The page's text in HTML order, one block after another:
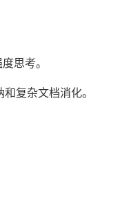
思考。
复杂文档消化。